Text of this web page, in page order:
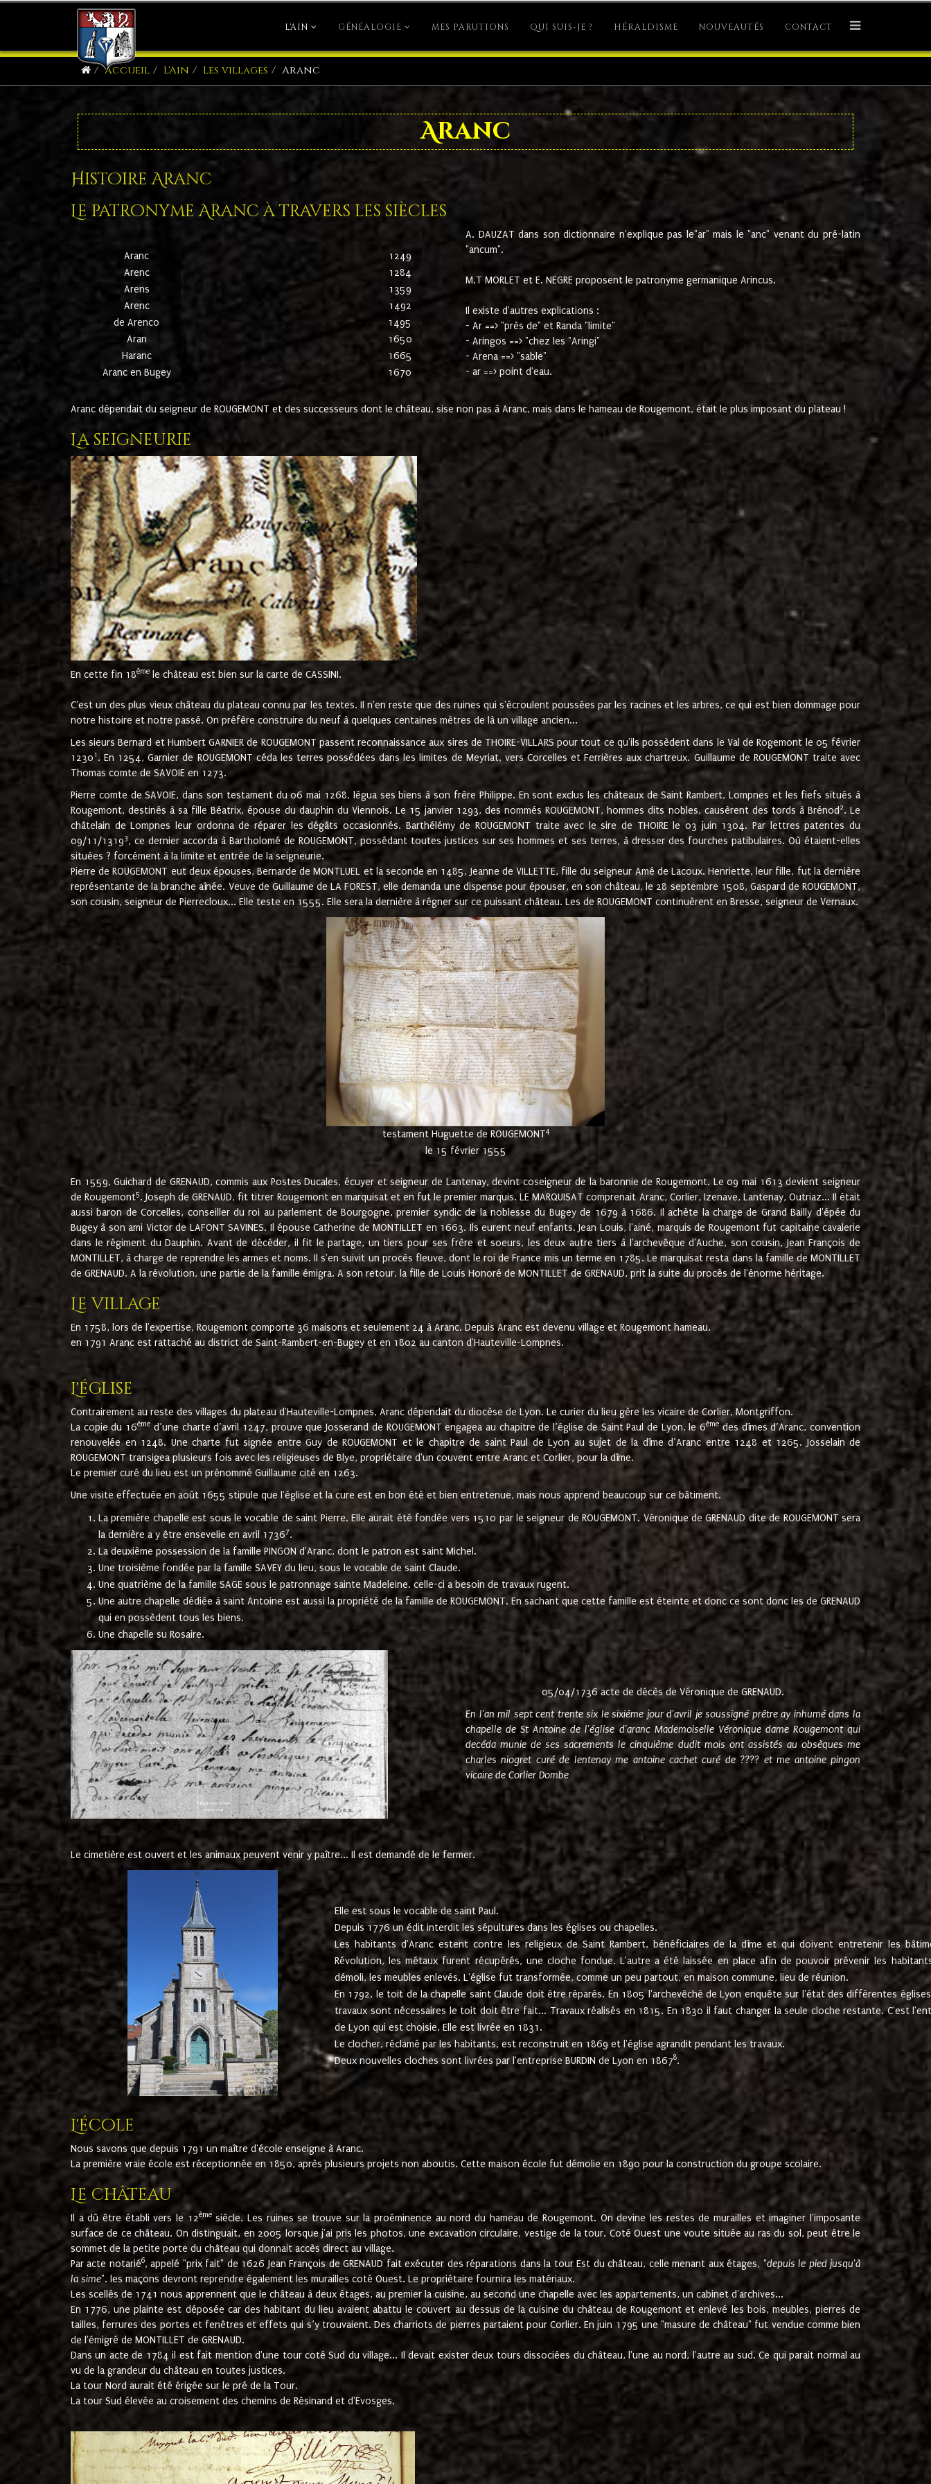
L'AIN GÉNÉALOGIE MES PARUTIONS QUI SUIS-JE ? HÉRALDISME NOUVEAUTÉS CONTACT
Accueil L'Ain Les villages Aranc
Aranc
Histoire Aranc
Le patronyme Aranc à travers les siècles
Aranc
1249
Arenc
1284
Arens
1359
Arenc
1492
de Arenco
1495
Aran
1650
Haranc
1665
Aranc en Bugey
1670
A. DAUZAT dans son dictionnaire n'explique pas le"ar" mais le "anc" venant du pré-latin
"ancum".
M.T MORLET et E. NEGRE proposent le patronyme germanique Arincus.
Il existe d'autres explications :
- Ar ==> "près de" et Randa "limite"
- Aringos ==> "chez les "Aringi"
- Arena ==> "sable"
- ar ==> point d'eau.
Aranc dépendait du seigneur de ROUGEMONT et des successeurs dont le château, sise non pas à Aranc, mais dans le hameau de Rougemont, était le plus imposant du plateau !
La seigneurie
En cette fin 18ème le château est bien sur la carte de CASSINI.
C'est un des plus vieux château du plateau connu par les textes. Il n'en reste que des ruines qui s'écroulent poussées par les racines et les arbres, ce qui est bien dommage pour
notre histoire et notre passé. On préfère construire du neuf à quelques centaines mètres de là un village ancien...
Les sieurs Bernard et Humbert GARNIER de ROUGEMONT passent reconnaissance aux sires de THOIRE-VILLARS pour tout ce qu'ils possèdent dans le Val de Rogemont le 05 février
12301 . En 1254, Garnier de ROUGEMONT céda les terres possédées dans les limites de Meyriat, vers Corcelles et Ferrières aux chartreux. Guillaume de ROUGEMONT traite avec
Thomas comte de SAVOIE en 1273.
Pierre comte de SAVOIE, dans son testament du 06 mai 1268, légua ses biens à son frère Philippe. En sont exclus les châteaux de Saint Rambert, Lompnes et les fiefs situés à
Rougemont, destinés à sa fille Béatrix, épouse du dauphin du Viennois. Le 15 janvier 1293, des nommés ROUGEMONT, hommes dits nobles, causèrent des tords à Brénod 2. Le
châtelain de Lompnes leur ordonna de réparer les dégâts occasionnés. Barthélémy de ROUGEMONT traite avec le sire de THOIRE le 03 juin 1304. Par lettres patentes du
09/11/13193, ce dernier accorda à Bartholomé de ROUGEMONT, possédant toutes justices sur ses hommes et ses terres, à dresser des fourches patibulaires. Où étaient-elles
situées ? forcément à la limite et entrée de la seigneurie.
Pierre de ROUGEMONT eut deux épouses, Bernarde de MONTLUEL et la seconde en 1485, Jeanne de VILLETTE, fille du seigneur Amé de Lacoux. Henriette, leur fille, fut la dernière
représentante de la branche aînée. Veuve de Guillaume de LA FOREST, elle demanda une dispense pour épouser, en son château, le 28 septembre 1508, Gaspard de ROUGEMONT,
son cousin, seigneur de Pierrecloux... Elle teste en 1555. Elle sera la dernière à régner sur ce puissant château. Les de ROUGEMONT continuèrent en Bresse, seigneur de Vernaux.
testament Huguette de ROUGEMONT4
le 15 février 1555
En 1559, Guichard de GRENAUD, commis aux Postes Ducales, écuyer et seigneur de Lantenay, devint coseigneur de la baronnie de Rougemont. Le 09 mai 1613 devient seigneur
de Rougemont5. Joseph de GRENAUD, fit titrer Rougemont en marquisat et en fut le premier marquis. LE MARQUISAT comprenait Aranc, Corlier, Izenave, Lantenay, Outriaz... Il était
aussi baron de Corcelles, conseiller du roi au parlement de Bourgogne, premier syndic de la noblesse du Bugey de 1679 à 1686. Il achète la charge de Grand Bailly d'épée du
Bugey à son ami Victor de LAFONT SAVINES. Il épouse Catherine de MONTILLET en 1663. Ils eurent neuf enfants. Jean Louis, l'ainé, marquis de Rougemont fut capitaine cavalerie
dans le régiment du Dauphin. Avant de décéder, il fit le partage, un tiers pour ses frère et soeurs, les deux autre tiers à l'archevêque d'Auche, son cousin, Jean François de
MONTILLET, à charge de reprendre les armes et noms. Il s'en suivit un procès fleuve, dont le roi de France mis un terme en 1785. Le marquisat resta dans la famille de MONTILLET
de GRENAUD. A la révolution, une partie de la famille émigra. A son retour, la fille de Louis Honoré de MONTILLET de GRENAUD, prit la suite du procès de l'énorme héritage.
Le village
En 1758, lors de l'expertise, Rougemont comporte 36 maisons et seulement 24 à Aranc. Depuis Aranc est devenu village et Rougemont hameau.
en 1791 Aranc est rattaché au district de Saint-Rambert-en-Bugey et en 1802 au canton d'Hauteville-Lompnes.
L'église
Contrairement au reste des villages du plateau d'Hauteville-Lompnes, Aranc dépendait du diocèse de Lyon. Le curier du lieu gère les vicaire de Corlier, Montgriffon.
La copie du 16ème d’une charte d’avril 1247, prouve que Josserand de ROUGEMONT engagea au chapitre de l’église de Saint Paul de Lyon, le 6ème des dîmes d’Aranc, convention
renouvelée en 1248. Une charte fut signée entre Guy de ROUGEMONT et le chapitre de saint Paul de Lyon au sujet de la dîme d’Aranc entre 1248 et 1265. Josselain de
ROUGEMONT transigea plusieurs fois avec les religieuses de Blye, propriétaire d'un couvent entre Aranc et Corlier, pour la dîme.
Le premier curé du lieu est un prénommé Guillaume cité en 1263.
Une visite effectuée en août 1655 stipule que l'église et la cure est en bon été et bien entretenue, mais nous apprend beaucoup sur ce bâtiment.
La première chapelle est sous le vocable de saint Pierre. Elle aurait été fondée vers 1510 par le seigneur de ROUGEMONT. Véronique de GRENAUD dite de ROUGEMONT sera
la dernière a y être ensevelie en avril 17367.
La deuxième possession de la famille PINGON d'Aranc, dont le patron est saint Michel.
Une troisième fondée par la famille SAVEY du lieu, sous le vocable de saint Claude.
Une quatrième de la famille SAGE sous le patronnage sainte Madeleine. celle-ci a besoin de travaux rugent.
Une autre chapelle dédiée à saint Antoine est aussi la propriété de la famille de ROUGEMONT. En sachant que cette famille est éteinte et donc ce sont donc les de GRENAUD
qui en possèdent tous les biens.
Une chapelle su Rosaire.
05/04/1736 acte de décès de Véronique de GRENAUD.
En l'an mil sept cent trente six le sixième jour d'avril je soussigné prêtre ay inhumé dans la
chapelle de St Antoine de l'église d'aranc Mademoiselle Véronique dame Rougemont qui
decéda munie de ses sacrements le cinquième dudit mois ont assistés au obsèques me
charles niogret curé de lentenay me antoine cachet curé de ???? et me antoine pingon
vicaire de Corlier Dombe
Le cimetière est ouvert et les animaux peuvent venir y paître... Il est demandé de le fermer.
Elle est sous le vocable de saint Paul.
Depuis 1776 un édit interdit les sépultures dans les églises ou chapelles.
Les habitants d'Aranc estent contre les religieux de Saint Rambert, bénéficiaires de la dîme et qui doivent entretenir les
Révolution, les métaux furent récupérés, une cloche fondue. L'autre a été laissée en place afin de pouvoir prévenir les
démoli, les meubles enlevés. L'église fut transformée, comme un peu partout, en maison commune, lieu de réunion.
En 1792, le toit de la chapelle saint Claude doit être réparés. En 1805 l'archevêché de Lyon enquête sur l'état des différentes
travaux sont nécessaires le toit doit être fait... Travaux réalisés en 1815. En 1830 il faut changer la seule cloche restante. C'est
de Lyon qui est choisie. Elle est livrée en 1831.
Le clocher, réclamé par les habitants, est reconstruit en 1869 et l'église agrandit pendant les travaux.
Deux nouvelles cloches sont livrées par l'entreprise BURDIN de Lyon en 18678.
L'école
Nous savons que depuis 1791 un maître d'école enseigne à Aranc.
La première vraie école est réceptionnée en 1850, après plusieurs projets non aboutis. Cette maison école fut démolie en 1890 pour la construction du groupe scolaire.
Le château
Il a dû être établi vers le 12èmesiècle. Les ruines se trouve sur la proéminence au nord du hameau de Rougemont. On devine les restes de murailles et imaginer l'imposante
surface de ce château. On distinguait, en 2005 lorsque j'ai pris les photos, une excavation circulaire, vestige de la tour. Coté Ouest une voute située au ras du sol, peut être le
sommet de la petite porte du château qui donnait accès direct au village.
Par acte notarié6, appelé "prix fait" de 1626 Jean François de GRENAUD fait exécuter des réparations dans la tour Est du château, celle menant aux étages, "depuis le pied jusqu'à
la sime". les maçons devront reprendre également les murailles coté Ouest. Le propriétaire fournira les matériaux.
Les scellés de 1741 nous apprennent que le château à deux étages, au premier la cuisine, au second une chapelle avec les appartements, un cabinet d'archives...
En 1776, une plainte est déposée car des habitant du lieu avaient abattu le couvert au dessus de la cuisine du château de Rougemont et enlevé les bois, meubles, pierres de
tailles, ferrures des portes et fenêtres et effets qui s’y trouvaient. Des charriots de pierres partaient pour Corlier. En juin 1795 une "masure de château" fut vendue comme bien
de l'émigré de MONTILLET de GRENAUD.
Dans un acte de 1784 il est fait mention d'une tour coté Sud du village... Il devait exister deux tours dissociées du château, l'une au nord, l'autre au sud. Ce qui parait normal au
vu de la grandeur du château en toutes justices.
La tour Nord aurait été érigée sur le pré de la Tour.
La tour Sud élevée au croisement des chemins de Résinand et d'Evosges.